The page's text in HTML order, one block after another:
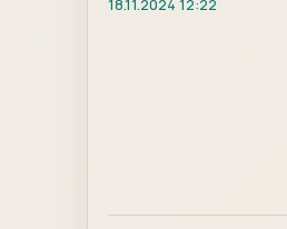
18.11.2024 12:22